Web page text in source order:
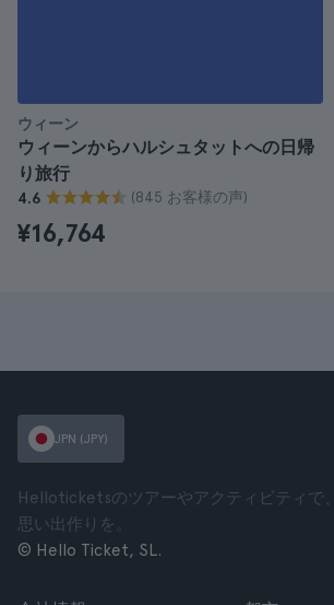
ウィーン
ウィーンからハルシュタットへの日帰
り旅行
4.6 (845 お客様の声)
¥16,764
JPN (JPY)
Helloticketsのツアーやアクティビティで
思い出作りを。
© Hello Ticket, SL.